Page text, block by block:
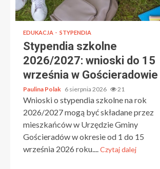
EDUKACJA STYPENDIA
Stypendia szkolne
2026/2027: wnioski do 15
września w Gościeradowie
Paulina Polak 6 sierpnia 2026 21
Wnioski o stypendia szkolne na rok
2026/2027 mogą być składane przez
mieszkańców w Urzędzie Gminy
Gościeradów w okresie od 1 do 15
września 2026 roku....Czytaj dalej